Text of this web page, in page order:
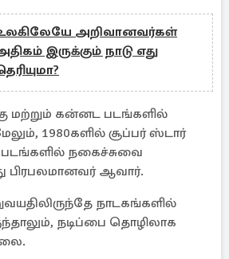
அறிவானவர்கள்
இருக்கும் நாடு எது
மற்றும் கன்னட படங்களில்
1980களில் சூப்பர் ஸ்டார்
படங்களில் நகைச்சுவை
பிரபலமானவர் ஆவார்.
நாடகங்களில்
நடிப்பை தொழிலாக